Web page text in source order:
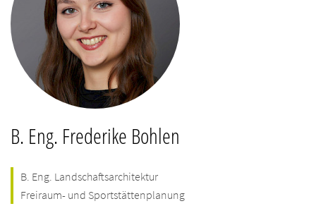
B. Eng. Frederike Bohlen
B. Eng. Landschaftsarchitektur
Freiraum- und Sportstättenplanung